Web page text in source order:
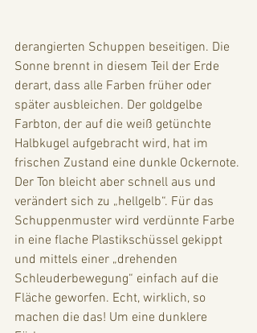
derangierten Schuppen beseitigen. Die
Sonne brennt in diesem Teil der Erde
derart, dass alle Farben früher oder
später ausbleichen. Der goldgelbe
Farbton, der auf die weiß getünchte
Halbkugel aufgebracht wird, hat im
frischen Zustand eine dunkle Ockernote.
Der Ton bleicht aber schnell aus und
verändert sich zu „hellgelb“. Für das
Schuppenmuster wird verdünnte Farbe
in eine flache Plastikschüssel gekippt
und mittels einer „drehenden
Schleuderbewegung“ einfach auf die
Fläche geworfen. Echt, wirklich, so
machen die das! Um eine dunklere